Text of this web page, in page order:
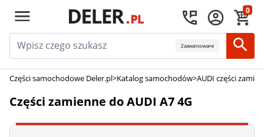
0
Zaawansowane
Części samochodowe Deler.pl>Katalog samochodów>AUDI części
Części zamienne do AUDI A7 4G